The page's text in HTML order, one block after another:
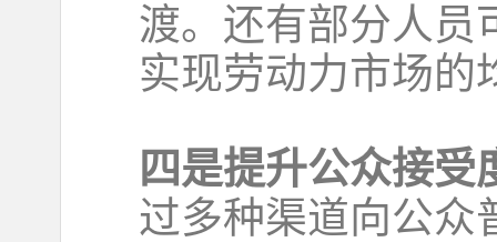
渡。还有部分人员
实现劳动力市场的
四是提升公众接
过多种渠道向公众